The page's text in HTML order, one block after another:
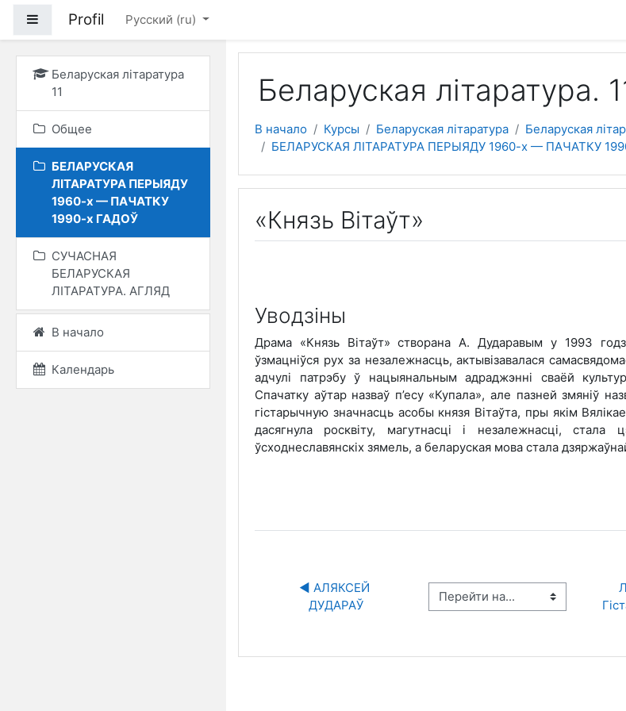
Боковая панель
Profil Русский ‎(ru)‎
Беларуская літаратура
11
Общее
БЕЛАРУСКАЯ
ЛІТАРАТУРА ПЕРЫЯДУ
1960-х — ПАЧАТКУ
1990-х ГАДОЎ
СУЧАСНАЯ
БЕЛАРУСКАЯ
ЛІТАРАТУРА. АГЛЯД
В начало
Календарь
Беларуская літаратура.
В начало Курсы Беларуская літаратура
Беларуская
БЕЛАРУСКАЯ ЛІТАРАТУРА ПЕРЫЯДУ 1960-х — ПАЧАТКУ
«Князь Вітаўт»
Уводзіны
Драма «Князь Вітаўт» створана А. Дударавым у 1993
ўзмацніўся рух за незалежнасць, актывізавалася
адчулі патрэбу ў нацыянальным адраджэнні сваёй
Спачатку аўтар назваў п’есу «Купала», але пазней змяніў
гістарычную значнасць асобы князя Вітаўта, пры якім
дасягнула росквіту, магутнасці і незалежнасці, стала
ўсходнеславянскіх зямель, а беларуская мова стала
◀︎ АЛЯКСЕЙ
ДУДАРАЎ
Перейти на...